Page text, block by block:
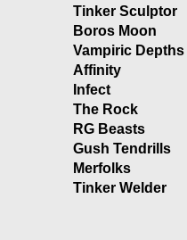
Tinker Sculptor
Boros Moon
Vampiric Depths
Affinity
Infect
The Rock
RG Beasts
Gush Tendrills
Merfolks
Tinker Welder